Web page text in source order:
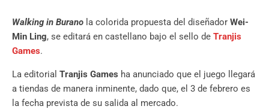
Walking in Burano la colorida propuesta del diseñador Wei-
Min Ling, se editará en castellano bajo el sello de Tranjis
Games.
La editorial Tranjis Games ha anunciado que el juego llegará
a tiendas de manera inminente, dado que, el 3 de febrero es
la fecha prevista de su salida al mercado.